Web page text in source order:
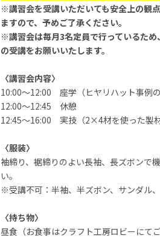
※講習会を受講いただいても安全上の観
ますので、予めご了承ください。
※講習会は毎月3名定員で行っているた
の受講をお願いいたします。
〈講習会内容〉
10:00～12:00 座学（ヒヤリハット事例
12:00～12:45 休憩
12:45～16:00 実技（2×4材を使った製材
〈服装〉
袖締り、裾締りのよい長袖、長ズボンで
い。
※受講不可：半袖、半ズボン、サンダル
〈持ち物〉
昼食（お食事はクラフト工房ロビーにて